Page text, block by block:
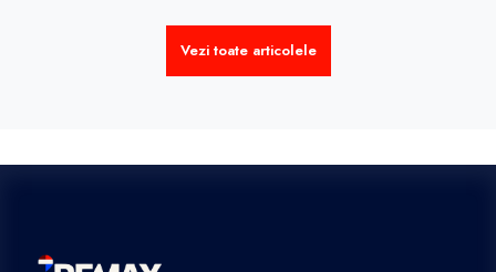
Vezi toate articolele